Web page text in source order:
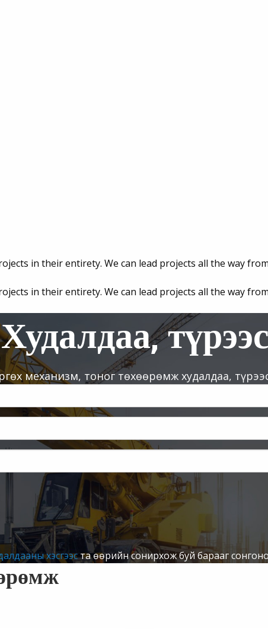
Худалдаа,
механизм, тоног төхөөрөмж худалдаа,
хэсгээста өөрийн сонирхож буй барааг